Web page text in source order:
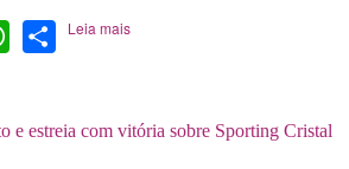
WhatsApp
Share
Leia mais
e estreia com vitória sobre Sporting Cristal